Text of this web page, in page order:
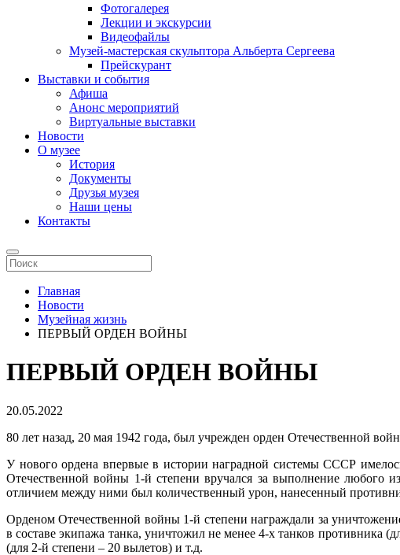
Фотогалерея
Лекции и экскурсии
Видеофайлы
Музей-мастерская скульптора Альберта Сергеева
Прейскурант
Выставки и события
Афиша
Анонс мероприятий
Виртуальные выставки
Новости
О музее
История
Документы
Друзья музея
Наши цены
Контакты
Главная
Новости
Музейная жизнь
ПЕРВЫЙ ОРДЕН ВОЙНЫ
ПЕРВЫЙ ОРДЕН ВОЙНЫ
20.05.2022
80 лет назад, 20 мая 1942 года, был учрежден орден Отечественной
У нового ордена впервые в истории наградной системы СССР
Отечественной войны 1-й степени вручался за выполнение любого
отличием между ними был количественный урон, нанесенный
Орденом Отечественной войны 1-й степени награждали за
в составе экипажа танка, уничтожил не менее 4-х танков противника
(для 2-й степени – 20 вылетов) и т.д.